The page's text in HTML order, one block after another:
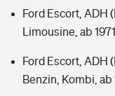
Ford Escort, ADH
Limousine, ab 1971
Ford Escort, ADH
Benzin, Kombi, ab